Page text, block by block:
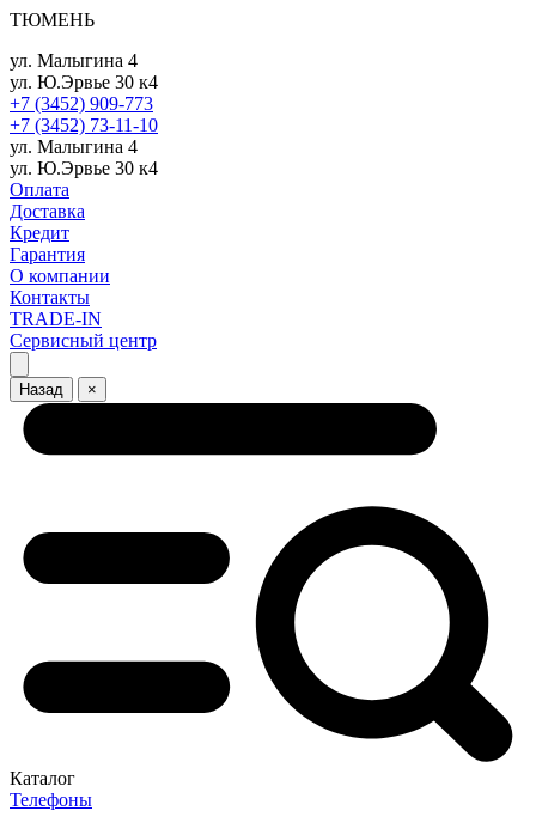
ТЮМЕНЬ
ул. Малыгина 4
ул. Ю.Эрвье 30 к4
+7 (3452) 909-773
+7 (3452) 73-11-10
ул. Малыгина 4
ул. Ю.Эрвье 30 к4
Оплата
Доставка
Кредит
Гарантия
О компании
Контакты
TRADE-IN
Сервисный центр
Назад ×
Каталог
Телефоны